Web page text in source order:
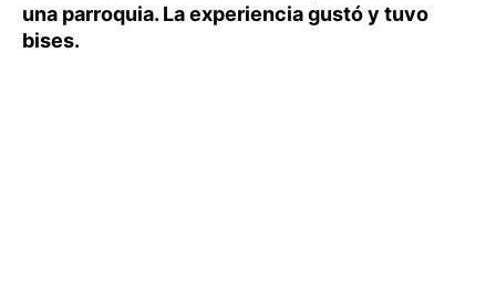
una parroquia. La experiencia gustó y tuvo
bises.